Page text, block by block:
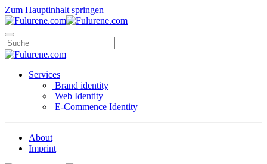
Zum Hauptinhalt springen
Services
Brand identity
Web Identity
E-Commence Identity
About
Imprint